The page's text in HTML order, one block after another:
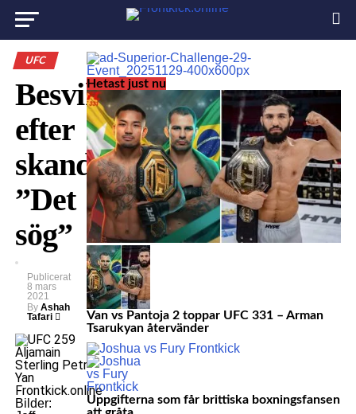
UFC
Besvikelsen
efter
skandalmatchen:
”Det
sög”
Publicerat
8 mars
2021
By Ashah
Tafari
Bilder:
Hetast just nu
Van vs Pantoja 2 toppar UFC 331 – Arman
Tsarukyan återvänder
Uppgifterna som får brittiska boxningsfansen